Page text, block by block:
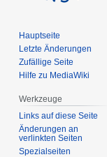
Hauptseite
Letzte Änderungen
Zufällige Seite
Hilfe zu MediaWiki
Werkzeuge
Links auf diese Seite
Änderungen an
verlinkten Seiten
Spezialseiten